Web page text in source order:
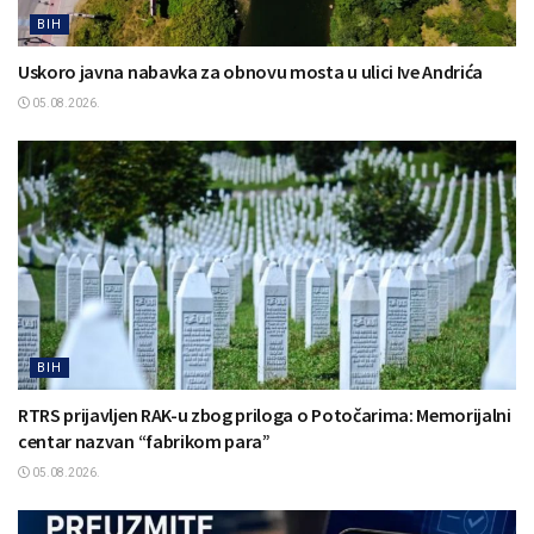
BIH
Uskoro javna nabavka za obnovu mosta u ulici Ive Andrića
05.08.2026.
BIH
RTRS prijavljen RAK-u zbog priloga o Potočarima: Memorijalni
centar nazvan “fabrikom para”
05.08.2026.